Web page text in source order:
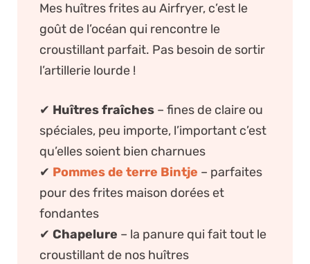
Mes huîtres frites au Airfryer, c’est le
goût de l’océan qui rencontre le
croustillant parfait. Pas besoin de sortir
l’artillerie lourde !
✔ Huîtres fraîches – fines de claire ou
spéciales, peu importe, l’important c’est
qu’elles soient bien charnues
✔ Pommes de terre Bintje – parfaites
pour des frites maison dorées et
fondantes
✔ Chapelure – la panure qui fait tout le
croustillant de nos huîtres